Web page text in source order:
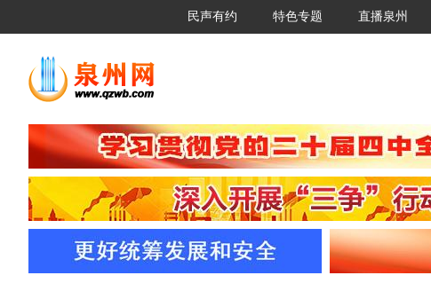
民声有约 特色专题 直播泉州